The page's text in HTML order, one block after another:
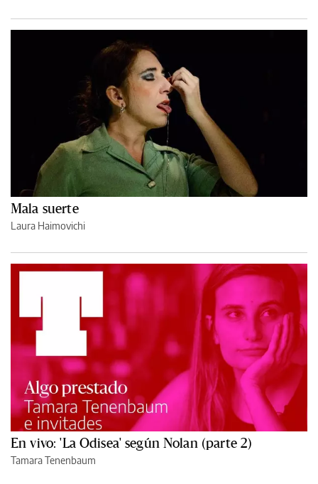
Mala suerte
Laura Haimovichi
En vivo: 'La Odisea' según Nolan (parte 2)
Tamara Tenenbaum